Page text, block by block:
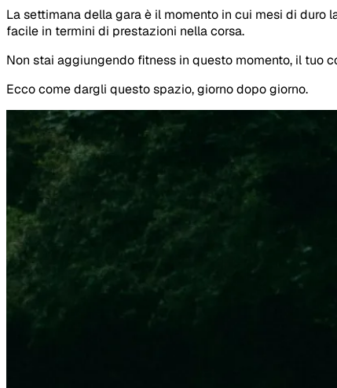
La settimana della gara è il momento in cui mesi di
facile in termini di prestazioni nella corsa.
Non stai aggiungendo fitness in questo momento, il tuo
Ecco come dargli questo spazio, giorno dopo giorno.